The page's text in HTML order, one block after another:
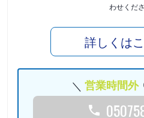
わせくださ
詳しくは
営業時間外